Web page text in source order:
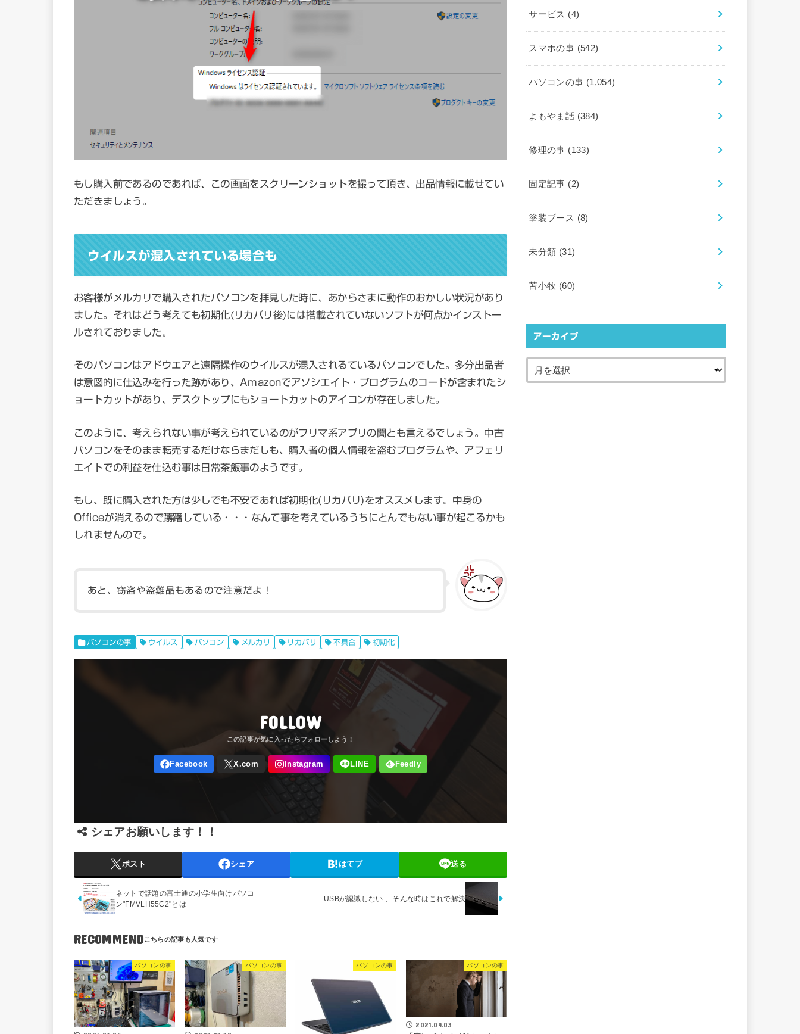
もし購入前であるのであれば、この画面をスクリーンショットを撮って頂き、出品情報に載せてい
ただきましょう。
ウイルスが混入されている場合も
お客様がメルカリで購入されたパソコンを拝見した時に、あからさまに動作のおかしい状況があり
ました。それはどう考えても初期化(リカバリ後)には搭載されていないソフトが何点かインストー
ルされておりました。
そのパソコンはアドウエアと遠隔操作のウイルスが混入されるているパソコンでした。多分出品者
は意図的に仕込みを行った跡があり、Amazonでアソシエイト・プログラムのコードが含まれたシ
ョートカットがあり、デスクトップにもショートカットのアイコンが存在しました。
このように、考えられない事が考えられているのがフリマ系アプリの闇とも言えるでしょう。中古
パソコンをそのまま転売するだけならまだしも、購入者の個人情報を盗むプログラムや、アフェリ
エイトでの利益を仕込む事は日常茶飯事のようです。
もし、既に購入された方は少しでも不安であれば初期化(リカバリ)をオススメします。中身の
Officeが消えるので躊躇している・・・なんて事を考えているうちにとんでもない事が起こるかも
しれませんので。
あと、窃盗や盗難品もあるので注意だよ！
パソコンの事 ウイルス パソコン メルカリ リカバリ 不具合 初期化
FOLLOW
シェアお願いします！！
ポスト シェア はてブ 送る
USBが認識しない 、そんな時はこれで解決
ネットで話題の富士通の小学生向けパソコ
ン"FMVLH55C2"とは
RECOMMEND
パソコンの事 パソコンの事 パソコンの事 パソコンの事
2021.09.03
サービス (4)
スマホの事 (542)
パソコンの事 (1,054)
よもやま話 (384)
修理の事 (133)
固定記事 (2)
塗装ブース (8)
未分類 (31)
苫小牧 (60)
アーカイブ